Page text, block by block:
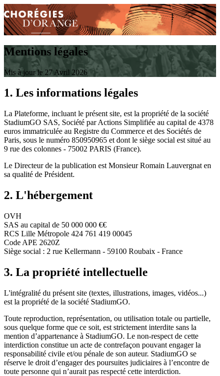
Mentions légales
Mis à jour le 27 Avril 2026
1. Les informations légales
La Plateforme, incluant le présent site, est la propriété de la société
StadiumGO SAS, Société par Actions Simplifiée au capital de 4378
euros immatriculée au Registre du Commerce et des Sociétés de
Paris, sous le numéro 850950965 et dont le siège social est situé au
9 rue des colonnes - 75002 PARIS (France).
Le Directeur de la publication est Monsieur Romain Lauvergnat en
sa qualité de Président.
2. L'hébergement
OVH
SAS au capital de 50 000 000 €€
RCS Lille Métropole 424 761 419 00045
Code APE 2620Z
Siège social : 2 rue Kellermann - 59100 Roubaix - France
3. La propriété intellectuelle
L'intégralité du présent site (textes, illustrations, images, vidéos...)
est la propriété de la société StadiumGO.
Toute reproduction, représentation, ou utilisation totale ou partielle,
sous quelque forme que ce soit, est strictement interdite sans la
mention d’appartenance à StadiumGO. Le non-respect de cette
interdiction constitue un acte de contrefaçon pouvant engager la
responsabilité civile et/ou pénale de son auteur. StadiumGO se
réserve le droit d’engager des poursuites judiciaires à l’encontre de
toute personne qui n’aurait pas respecté cette interdiction.